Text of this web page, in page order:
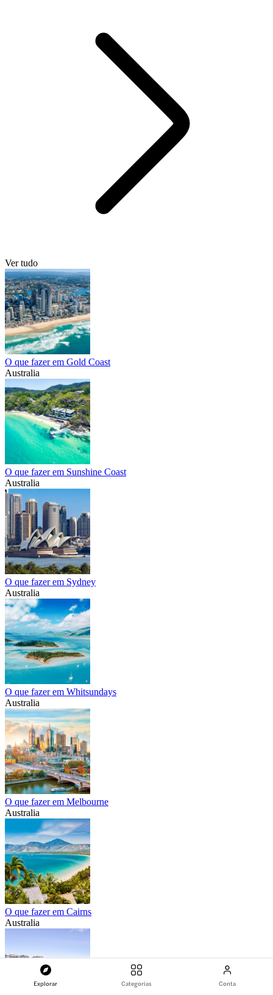
Explorar Categorias Conta
Ver tudo
O que fazer em Gold Coast
Australia
O que fazer em Sunshine Coast
Australia
O que fazer em Sydney
Australia
O que fazer em Whitsundays
Australia
O que fazer em Melbourne
Australia
O que fazer em Cairns
Australia